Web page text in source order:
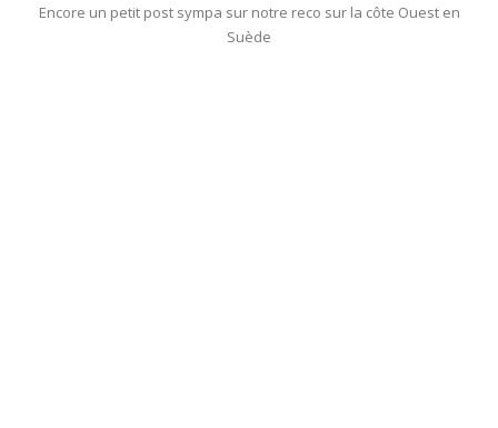
Encore un petit post sympa sur notre reco sur la côte Ouest en
Suède